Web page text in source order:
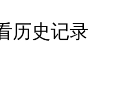
历史记录